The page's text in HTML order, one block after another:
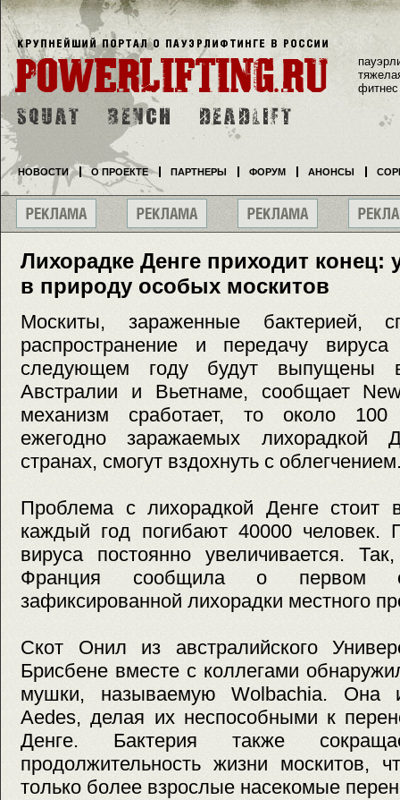
Лихорадке Денге приходит
в природу особых москитов
Москиты, зараженные бактерией,
распространение и передачу
следующем году будут выпущены
Австралии и Вьетнаме, сообщает
механизм сработает, то около 100
ежегодно заражаемых лихорадкой
странах, смогут вздохнуть с
Проблема с лихорадкой Денге стоит
каждый год погибают 40000 человек.
вируса постоянно увеличивается.
Франция сообщила о первом
зафиксированной лихорадки местного
Скот Онил из австралийского
Брисбене вместе с коллегами
мушки, называемую Wolbachia. Она
Aedes, делая их неспособными к
Денге. Бактерия также
продолжительность жизни москитов,
только более взрослые насекомые
фитнес
НОВОСТИ О ПРОЕКТЕ ПАРТНЕРЫ ФОРУМ АНОНСЫ